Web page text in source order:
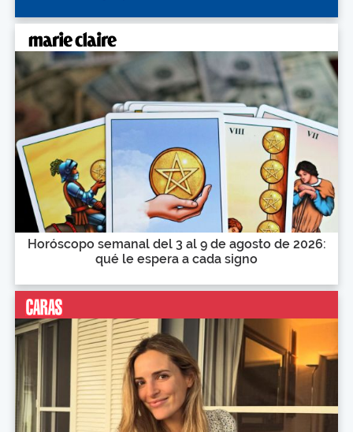
Horóscopo semanal del 3 al 9 de agosto de 2026:
qué le espera a cada signo